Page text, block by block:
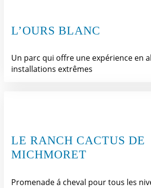
L’OURS BLANC
Un parc qui offre une expérience en
installations extrêmes
LE RANCH CACTUS DE
MICHMORET
Promenade á cheval pour tous les